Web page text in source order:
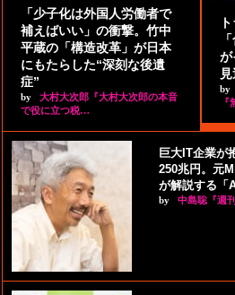
「少子化は外国人労働者で
補えばいい」の衝撃。竹中
平蔵の「構造改革」が日本
にもたらした“深刻な後遺
症”
by
大村大次郎『大村大次郎の本音
で役に立つ税…
が
by
巨大IT企業が
250兆円。元
が解説する「
by 中島聡『週